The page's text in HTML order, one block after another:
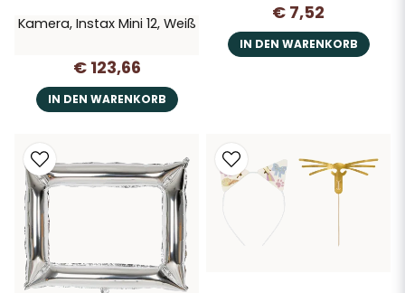
Kamera, Instax Mini 12, Weiß
€ 123,66
IN DEN WARENKORB
€ 7,52
IN DEN WARENKORB